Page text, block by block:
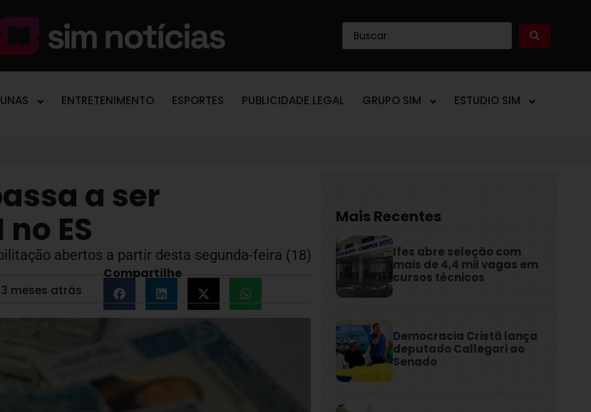
ENTRETENIMENTO ESPORTES PUBLICIDADE LEGAL GRUPO SIM ESTUDIO SIM
a ser
ES
abertos a partir desta segunda-feira (18)
meses atrás
Compartilhe
Mais Recentes
Ifes abre seleção com
mais de 4,4 mil vagas em
cursos técnicos
Democracia Cristã lança
deputado Callegari ao
Senado